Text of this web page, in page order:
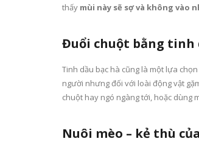
thấy mùi này sẽ sợ và không vào
Đuổi chuột bằng tinh
Tinh dầu bạc hà cũng là một lựa
người nhưng đối với loài động vật
chuột hay ngó ngàng tới, hoặc dùng
Nuôi mèo – kẻ thù